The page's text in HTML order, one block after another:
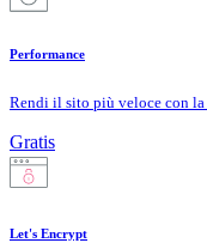
Performance
Rendi il sito più veloce con la
Gratis
Let's Encrypt